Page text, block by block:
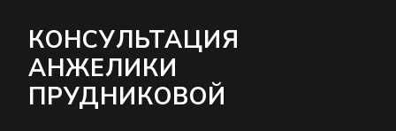
КОНСУЛЬТАЦИЯ
АНЖЕЛИКИ
ПРУДНИКОВОЙ